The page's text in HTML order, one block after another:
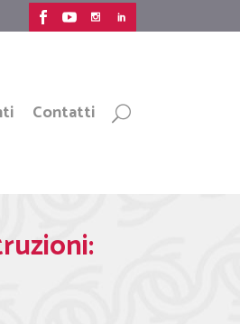
Contatti